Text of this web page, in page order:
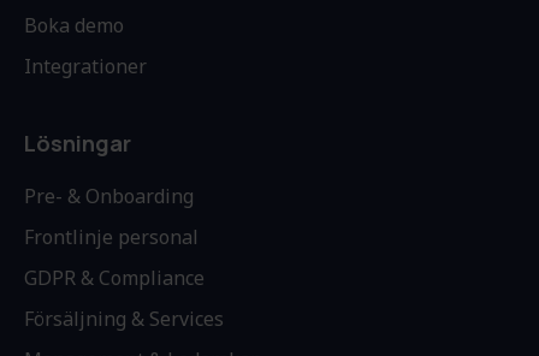
Boka demo
Integrationer
Lösningar
Pre- & Onboarding
Frontlinje personal
GDPR & Compliance
Försäljning & Services